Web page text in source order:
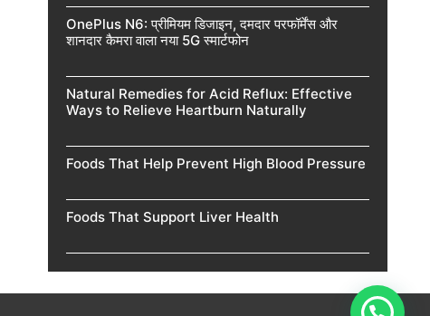
OnePlus N6: प्रीमियम डिजाइन, दमदार परफॉर्मेंस और
शानदार कैमरा वाला नया 5G स्मार्टफोन
Natural Remedies for Acid Reflux: Effective
Ways to Relieve Heartburn Naturally
Foods That Help Prevent High Blood Pressure
Foods That Support Liver Health